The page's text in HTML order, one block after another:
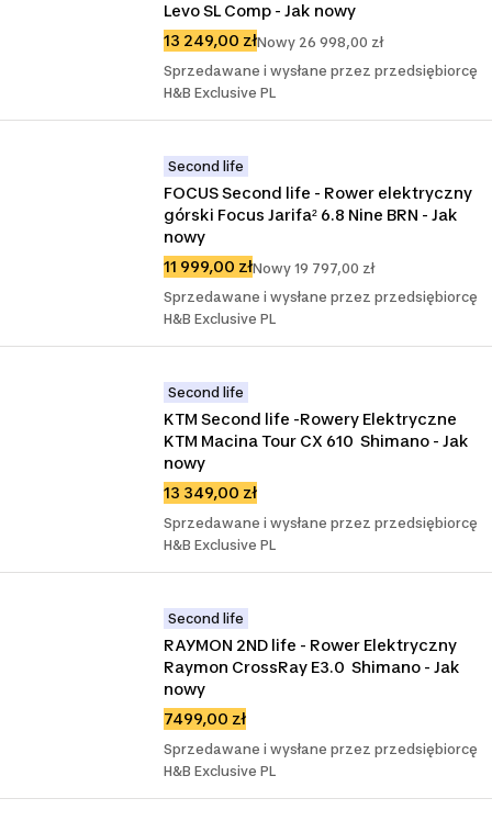
Levo SL Comp - Jak nowy
13 249,00 złNowy 26 998,00 zł
Sprzedawane i wysłane przez przedsiębiorcę
H&B Exclusive PL
Second life
FOCUS Second life - Rower elektryczny
górski Focus Jarifa² 6.8 Nine BRN - Jak
nowy
11 999,00 złNowy 19 797,00 zł
Sprzedawane i wysłane przez przedsiębiorcę
H&B Exclusive PL
Second life
KTM Second life -Rowery Elektryczne
KTM Macina Tour CX 610  Shimano - Jak
nowy
13 349,00 zł
Sprzedawane i wysłane przez przedsiębiorcę
H&B Exclusive PL
Second life
RAYMON 2ND life - Rower Elektryczny
Raymon CrossRay E3.0  Shimano - Jak
nowy
7499,00 zł
Sprzedawane i wysłane przez przedsiębiorcę
H&B Exclusive PL